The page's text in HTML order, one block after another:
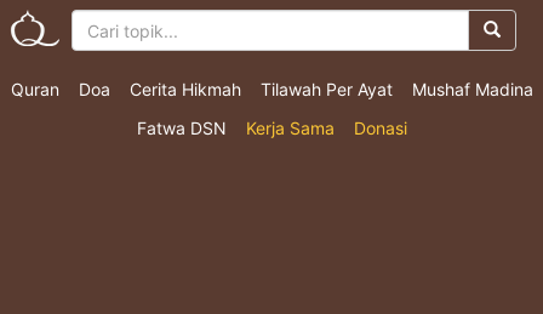
Quran Doa Cerita Hikmah Tilawah Per Ayat
Mushaf Madina
Fatwa DSN
Kerja Sama Donasi